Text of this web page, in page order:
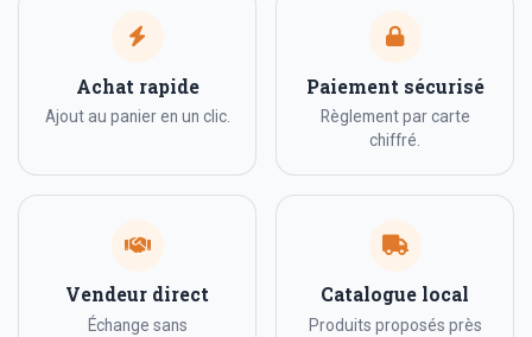
Achat rapide
Ajout au panier en un clic.
Paiement sécurisé
Règlement par carte
chiffré.
Vendeur direct
Échange sans
Catalogue local
Produits proposés près